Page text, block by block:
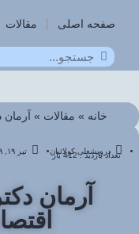
صفحه اصلی مقالات
خانه » مقالات » آرمان
درویشعلی کولائیان تیر ۱۹, ۱۳۹۹ تعداد بازدید : 412 بار
آرمان